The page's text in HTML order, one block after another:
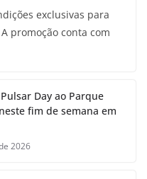
exclusivas para
promoção conta com
Day ao Parque
fim de semana em
2026